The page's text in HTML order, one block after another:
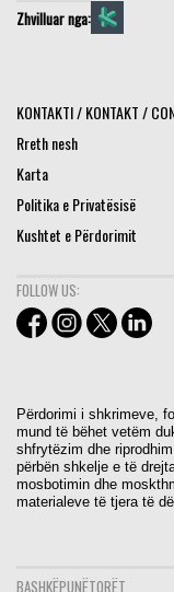
Zhvilluar nga:
KONTAKTI / KONTAKT /
Rreth nesh
Karta
Politika e Privatësisë
Kushtet e Përdorimit
FOLLOW US:
Përdorimi i shkrimeve,
mund të bëhet vetëm
shfrytëzim dhe
përbën shkelje e të
mosbotimin dhe
materialeve të tjera të
BASHKËPUNËTORËT